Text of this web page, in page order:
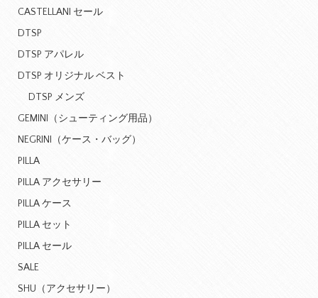
CASTELLANI セール
DTSP
DTSP アパレル
DTSP オリジナル ベスト
DTSP メンズ
GEMINI（シューティング用品）
NEGRINI（ケース・バッグ）
PILLA
PILLA アクセサリー
PILLA ケース
PILLA セット
PILLA セール
SALE
SHU（アクセサリー）